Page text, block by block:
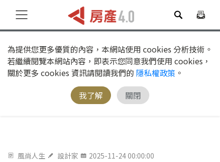
為提供您更多優質的內容，本網站使用 cookies 分析技術。
若繼續閱覽本網站內容，即表示您同意我們使用 cookies，
關於更多 cookies 資訊請閱讀我們的 隱私權政策 。
我了解
關閉
風尚人生 設計家 2025-11-24 00:00:00